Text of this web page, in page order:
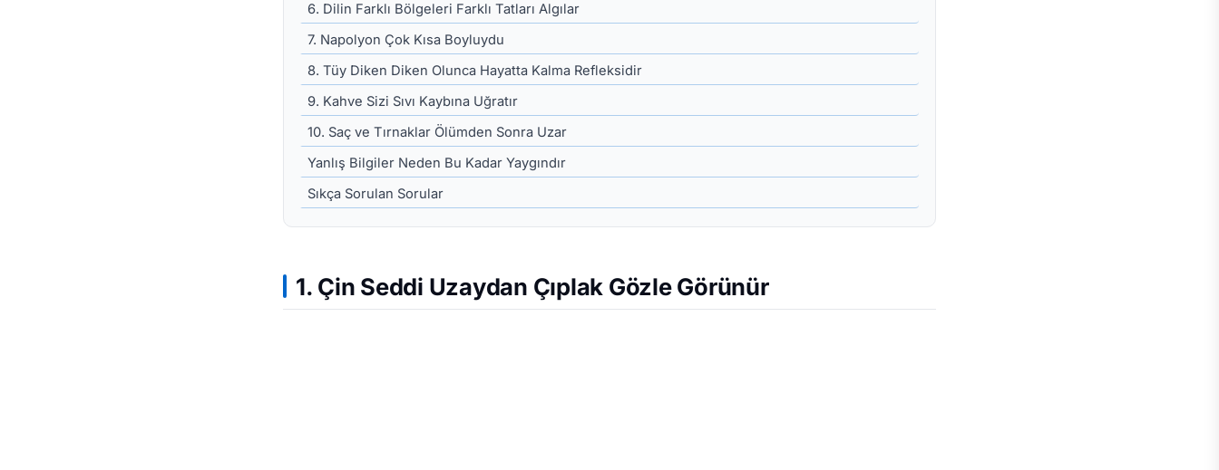
6. Dilin Farklı Bölgeleri Farklı Tatları Algılar
7. Napolyon Çok Kısa Boyluydu
8. Tüy Diken Diken Olunca Hayatta Kalma Refleksidir
9. Kahve Sizi Sıvı Kaybına Uğratır
10. Saç ve Tırnaklar Ölümden Sonra Uzar
Yanlış Bilgiler Neden Bu Kadar Yaygındır
Sıkça Sorulan Sorular
1. Çin Seddi Uzaydan Çıplak Gözle Görünür